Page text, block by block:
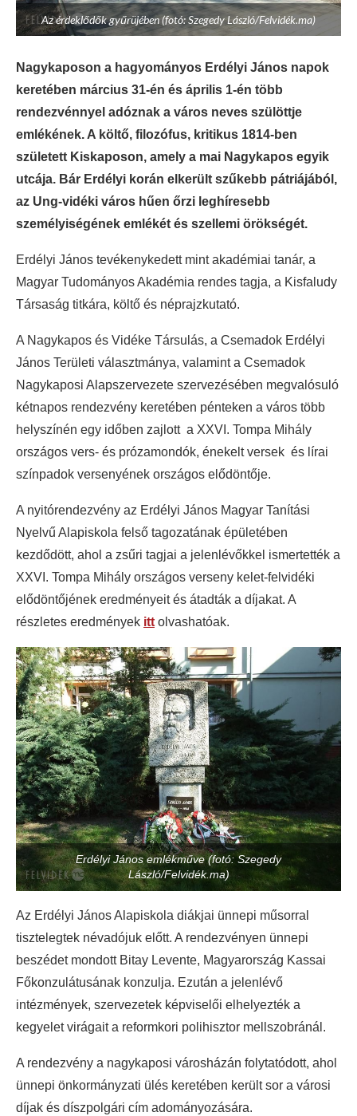
Az érdeklődők gyűrüjében (fotó: Szegedy László/Felvidék.ma)
Nagykaposon a hagyományos Erdélyi János napok
keretében március 31-én és április 1-én több
rendezvénnyel adóznak a város neves szülöttje
emlékének. A költő, filozófus, kritikus 1814-ben
született Kiskaposon, amely a mai Nagykapos egyik
utcája. Bár Erdélyi korán elkerült szűkebb pátriájából,
az Ung-vidéki város hűen őrzi leghíresebb
személyiségének emlékét és szellemi örökségét.
Erdélyi János tevékenykedett mint akadémiai tanár, a
Magyar Tudományos Akadémia rendes tagja, a Kisfaludy
Társaság titkára, költő és néprajzkutató.
A Nagykapos és Vidéke Társulás, a Csemadok Erdélyi
János Területi választmánya, valamint a Csemadok
Nagykaposi Alapszervezete szervezésében megvalósuló
kétnapos rendezvény keretében pénteken a város több
helyszínén egy időben zajlott a XXVI. Tompa Mihály
országos vers- és prózamondók, énekelt versek és lírai
színpadok versenyének országos elődöntője.
A nyitórendezvény az Erdélyi János Magyar Tanítási
Nyelvű Alapiskola felső tagozatának épületében
kezdődött, ahol a zsűri tagjai a jelenlévőkkel ismertették a
XXVI. Tompa Mihály országos verseny kelet-felvidéki
elődöntőjének eredményeit és átadták a díjakat. A
részletes eredmények itt olvashatóak.
Erdélyi János emlékműve (fotó: Szegedy
László/Felvidék.ma)
Az Erdélyi János Alapiskola diákjai ünnepi műsorral
tisztelegtek névadójuk előtt. A rendezvényen ünnepi
beszédet mondott Bitay Levente, Magyarország Kassai
Főkonzulátusának konzulja. Ezután a jelenlévő
intézmények, szervezetek képviselői elhelyezték a
kegyelet virágait a reformkori polihisztor mellszobránál.
A rendezvény a nagykaposi városházán folytatódott, ahol
ünnepi önkormányzati ülés keretében került sor a városi
díjak és díszpolgári cím adományozására.